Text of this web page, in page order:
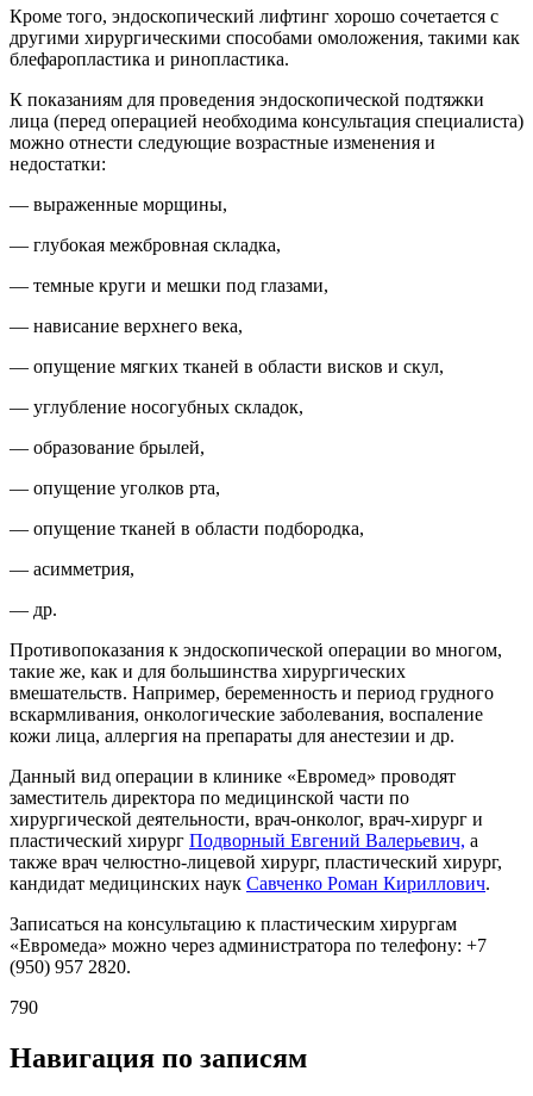
Кроме того, эндоскопический лифтинг хорошо сочетается с
другими хирургическими способами омоложения, такими как
блефаропластика и ринопластика.
К показаниям для проведения эндоскопической подтяжки
лица (перед операцией необходима консультация специалиста)
можно отнести следующие возрастные изменения и
недостатки:
— выраженные морщины,
— глубокая межбровная складка,
— темные круги и мешки под глазами,
— нависание верхнего века,
— опущение мягких тканей в области висков и скул,
— углубление носогубных складок,
— образование брылей,
— опущение уголков рта,
— опущение тканей в области подбородка,
— асимметрия,
— др.
Противопоказания к эндоскопической операции во многом,
такие же, как и для большинства хирургических
вмешательств. Например, беременность и период грудного
вскармливания, онкологические заболевания, воспаление
кожи лица, аллергия на препараты для анестезии и др.
Данный вид операции в клинике «Евромед» проводят
заместитель директора по медицинской части по
хирургической деятельности, врач-онколог, врач-хирург и
пластический хирург Подворный Евгений Валерьевич, а
также врач челюстно-лицевой хирург, пластический хирург,
кандидат медицинских наук Савченко Роман Кириллович.
Записаться на консультацию к пластическим хирургам
«Евромеда» можно через администратора по телефону: +7
(950) 957 2820.
790
Навигация по записям